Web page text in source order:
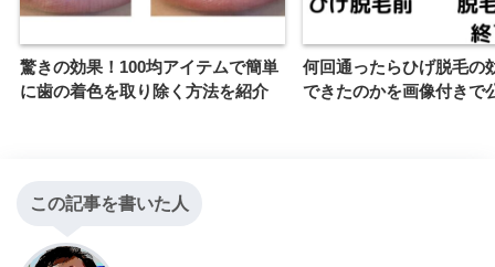
驚きの効果！100均アイテムで簡単
に歯の着色を取り除く方法を紹介
何回通ったらひげ脱毛の
できたのかを画像付きで
この記事を書いた人